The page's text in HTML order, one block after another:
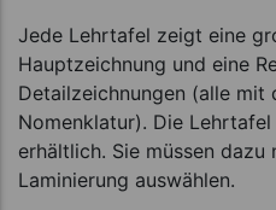
Jede Lehrtafel zeigt eine
Hauptzeichnung und eine
Detailzeichnungen (alle mit
Nomenklatur). Die
erhältlich. Sie müssen dazu
Laminierung auswählen.